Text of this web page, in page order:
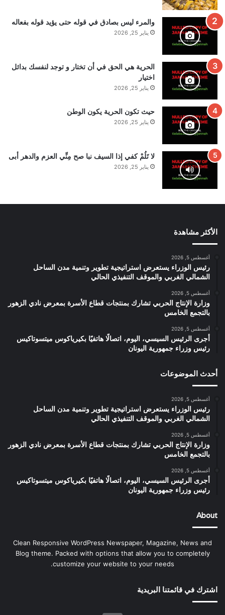
والمرء ليس بصادق في قوله حتى يؤيد قوله بفعاله
يناير 25, 2026
الحرية هي الحق في أن تختار و توجد لنفسك بدائل
اختيار
يناير 25, 2026
حيث تكون الحرية يكون الوطن
يناير 25, 2026
لا تَلُمْ كفي إذا السيف نبا صح مِنِّي العزم والدهر أبى
يناير 25, 2026
الأكثر مشاهدة
أغسطس 5, 2026
رئيس الوزراء يستعرض استراتيجية تطوير وتنمية مدن الساحل
الشمالي الغربي والموقف التنفيذي الحالي
أغسطس 5, 2026
وزارة الإنتاج الحربي تشارك بمنتجات قطاع الأسرة بمعرض نادي الزهور
بالتجمع الخامس
أغسطس 5, 2026
أجرى الرئيس السيسي، اليوم، اتصالًا هاتفيًا بكيرياكوس ميتسوتاكيس
رئيس وزراء جمهورية اليونان
أحدث الموضوعات
أغسطس 5, 2026
رئيس الوزراء يستعرض استراتيجية تطوير وتنمية مدن الساحل
الشمالي الغربي والموقف التنفيذي الحالي
أغسطس 5, 2026
وزارة الإنتاج الحربي تشارك بمنتجات قطاع الأسرة بمعرض نادي الزهور
بالتجمع الخامس
أغسطس 5, 2026
أجرى الرئيس السيسي، اليوم، اتصالًا هاتفيًا بكيرياكوس ميتسوتاكيس
رئيس وزراء جمهورية اليونان
About
Clean Responsive WordPress Newspaper, Magazine, News and
Blog theme. Packed with options that allow you to completely
customize your website to your needs.
اشترك في قائمتنا البريدية